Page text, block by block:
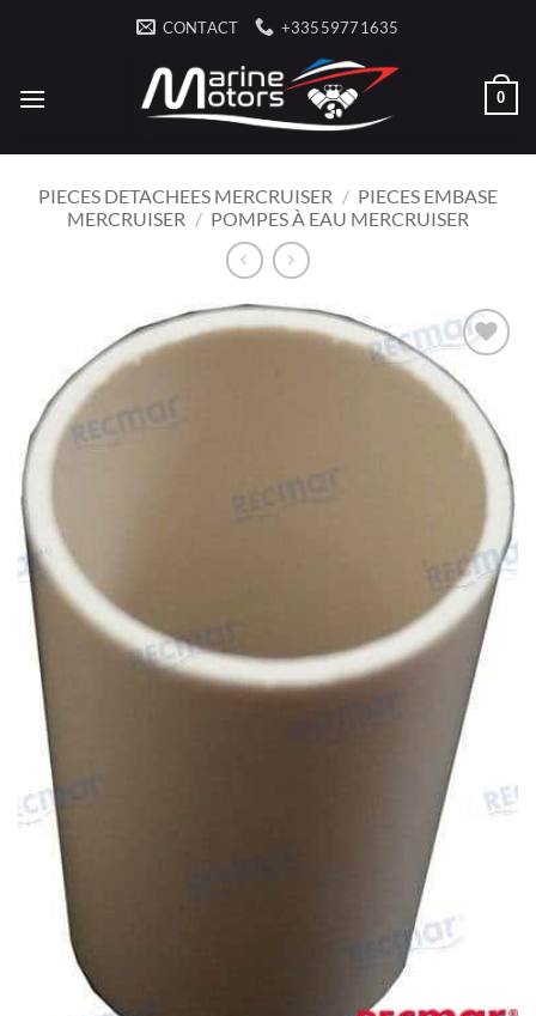
CONTACT +33559771635
0
PIECES DETACHEES MERCRUISER / PIECES EMBASE
MERCRUISER / POMPES À EAU MERCRUISER
AJOUTER
À LA
LISTE
D’ENVIES